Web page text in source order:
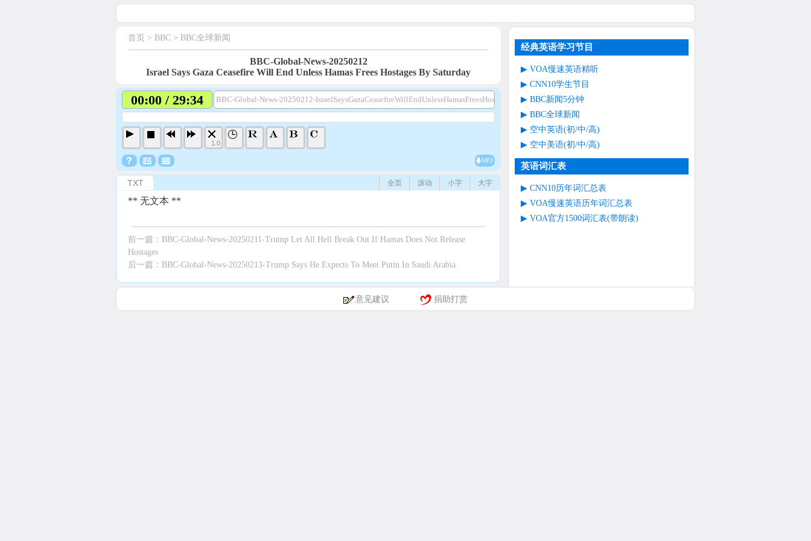
首页 > BBC > BBC全球新闻
BBC-Global-News-20250212
Israel Says Gaza Ceasefire Will End Unless Hamas Frees Hostages By Saturday
00:00 / 29:34 BBC-Global-News-20250212-IsraelSaysGazaCeasefireWillEndUnlessHamasFreesHostagesBySaturday.mp3
1.0
MP3
TXT 大字
小字
滚动
全页
** 无文本 **
前一篇： BBC-Global-News-20250211-Trump Let All Hell Break Out If Hamas Does Not Release
Hostages
后一篇： BBC-Global-News-20250213-Trump Says He Expects To Meet Putin In Saudi Arabia
经典英语学习节目
VOA慢速英语精听
CNN10学生节目
BBC新闻5分钟
BBC全球新闻
空中英语(初/中/高)
空中美语(初/中/高)
英语词汇表
CNN10历年词汇总表
VOA慢速英语历年词汇总表
VOA官方1500词汇表(带朗读)
意见建议 捐助打赏